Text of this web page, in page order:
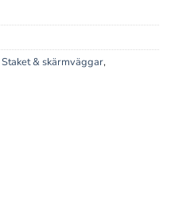
Staket & skärmväggar,